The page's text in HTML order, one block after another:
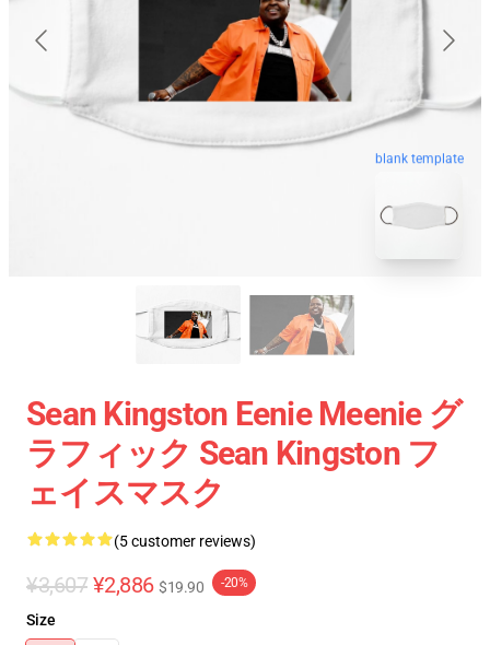
blank template
Sean Kingston Eenie Meenie グ
ラフィック Sean Kingston フ
ェイスマスク
(5 customer reviews)
¥3,607 ¥2,886 $19.90 -20%
Size